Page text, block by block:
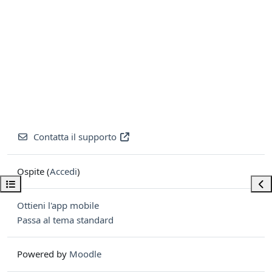
Apri indice del corso
Contatta il supporto
Ospite (Accedi)
Ottieni l'app mobile
Passa al tema standard
Powered by Moodle